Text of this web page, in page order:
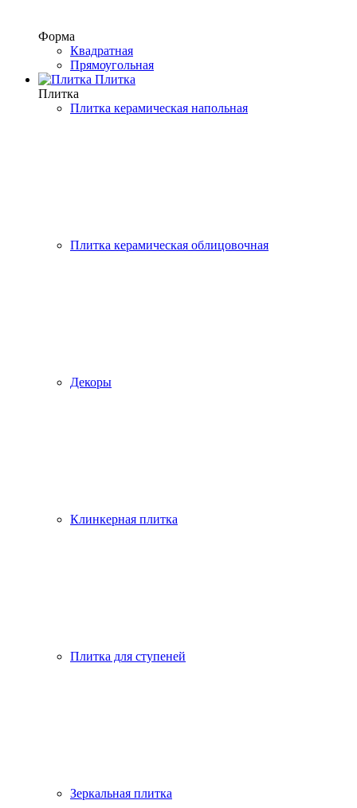
Форма
Квадратная
Прямоугольная
Плитка
Плитка
Плитка керамическая напольная
Плитка керамическая облицовочная
Декоры
Клинкерная плитка
Плитка для ступеней
Зеркальная плитка